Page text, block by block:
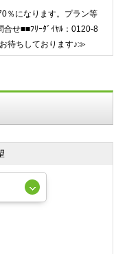
％になります。プラン等
せ■■ﾌﾘｰﾀﾞｲﾔﾙ：0120-8
待ちしております♪≫